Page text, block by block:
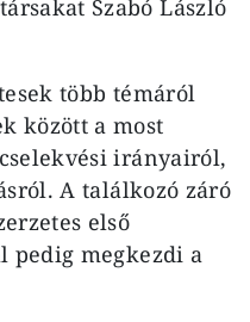
Szabó László
több témáról
között a most
irányairól,
A találkozó záró
első
pedig megkezdi a